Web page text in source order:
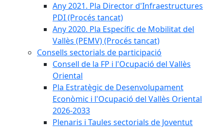
Any 2021. Pla Director d'Infraestructures
PDI (Procés tancat)
Any 2020. Pla Específic de Mobilitat del
Vallès (PEMV) (Procés tancat)
Consells sectorials de participació
Consell de la FP i l'Ocupació del Vallès
Oriental
Pla Estratègic de Desenvolupament
Econòmic i l'Ocupació del Vallès Oriental
2026-2033
Plenaris i Taules sectorials de Joventut